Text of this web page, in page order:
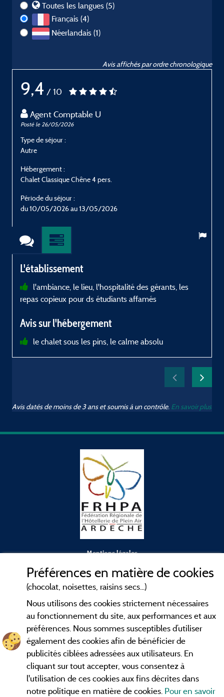
Toutes les langues (5)
Français (4)
Néerlandais (1)
Avis affichés par ordre chronologique
9,4 / 10
Agent Comptable U
Posté le 26/05/2026
Type de séjour :
Autre
Hébergement :
Chalet Classique Chêne 4 pers.
Période du séjour :
du 10/05/2026 au 13/05/2026
L'établissement
l'ambiance, le lieu, l'hospitalité des gérants, les
repas copieux pour ds étudiants affamés
Avis sur l'hébergement
le chalet sous les pins, le calme absolu
Avis datés de moins de 3 ans et soumis à un contrôle. En savoir plus
Mentions légales
Conditions générales d'utilisation
CGV
Les meilleurscampings en Ardèche . Consultez les fiches de
nos adhérents et découvrez nos meilleures offres dans les
Gorges de l'Ardèche, le célèbrePont d'Arc, la grotte de l'Aven
d'Orgnac, Le mont Gerbier de Jonc ou le mont Mézenc...
Préférences en matière de cookies
(chocolat, noisettes, raisins secs...)
Nous utilisons des cookies strictement nécessaires
au fonctionnement du site, aux performances et aux
préférences. Nous sommes susceptibles d’utiliser
également des cookies afin de bénéficier de
publicités ciblées adressées aux utilisateurs. En
cliquant sur tout accepter, vous consentez à
l'utilisation de ces cookies aux fins décrites dans
notre politique en matière de cookies. Pour en savoir